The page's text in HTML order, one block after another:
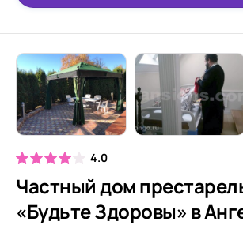
4.0
Частный дом
«Будьте Здоровы» в